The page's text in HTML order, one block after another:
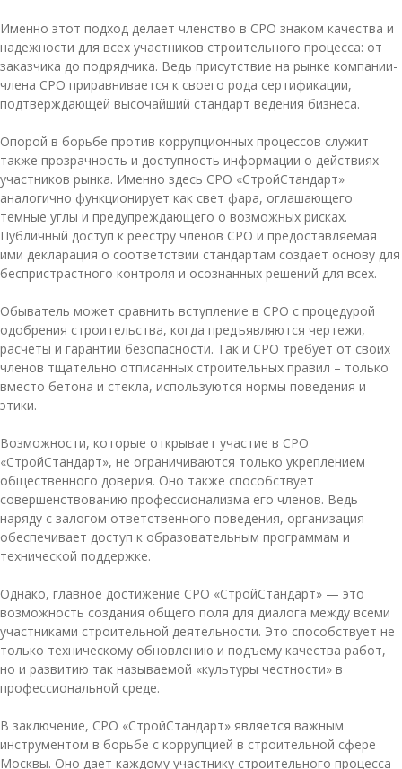
Именно этот подход делает членство в СРО знаком качества и
надежности для всех участников строительного процесса: от
заказчика до подрядчика. Ведь присутствие на рынке компании-
члена СРО приравнивается к своего рода сертификации,
подтверждающей высочайший стандарт ведения бизнеса.
Опорой в борьбе против коррупционных процессов служит
также прозрачность и доступность информации о действиях
участников рынка. Именно здесь СРО «СтройСтандарт»
аналогично функционирует как свет фара, оглашающего
темные углы и предупреждающего о возможных рисках.
Публичный доступ к реестру членов СРО и предоставляемая
ими декларация о соответствии стандартам создает основу для
беспристрастного контроля и осознанных решений для всех.
Обыватель может сравнить вступление в СРО с процедурой
одобрения строительства, когда предъявляются чертежи,
расчеты и гарантии безопасности. Так и СРО требует от своих
членов тщательно отписанных строительных правил – только
вместо бетона и стекла, используются нормы поведения и
этики.
Возможности, которые открывает участие в СРО
«СтройСтандарт», не ограничиваются только укреплением
общественного доверия. Оно также способствует
совершенствованию профессионализма его членов. Ведь
наряду с залогом ответственного поведения, организация
обеспечивает доступ к образовательным программам и
технической поддержке.
Однако, главное достижение СРО «СтройСтандарт» — это
возможность создания общего поля для диалога между всеми
участниками строительной деятельности. Это способствует не
только техническому обновлению и подъему качества работ,
но и развитию так называемой «культуры честности» в
профессиональной среде.
В заключение, СРО «СтройСтандарт» является важным
инструментом в борьбе с коррупцией в строительной сфере
Москвы. Оно дает каждому участнику строительного процесса –